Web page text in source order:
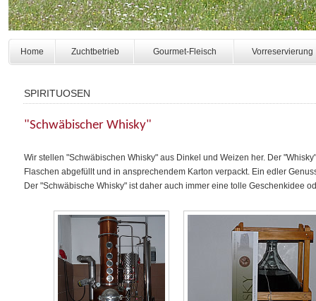
Home Zuchtbetrieb Gourmet-Fleisch Vorreservierung
SPIRITUOSEN
"Schwäbischer Whisky"
Wir stellen "Schwäbischen Whisky" aus Dinkel und Weizen her. Der
Flaschen abgefüllt und in ansprechendem Karton verpackt. Ein edler
Der "Schwäbische Whisky" ist daher auch immer eine tolle Geschenkidee